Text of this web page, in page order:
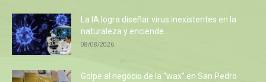
La IA logra diseñar virus inexistentes en la
naturaleza y enciende...
08/08/2026
Golpe al negocio de la “wax” en San Pedro